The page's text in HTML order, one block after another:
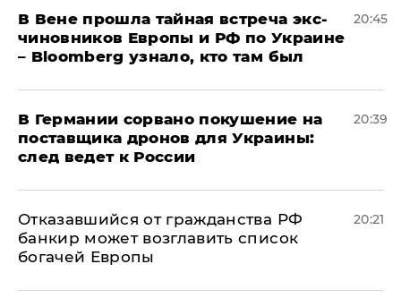
В Вене прошла тайная встреча экс-
чиновников Европы и РФ по Украине
– Bloomberg узнало, кто там был
20:45
​В Германии сорвано покушение на
поставщика дронов для Украины:
след ведет к России
20:39
Отказавшийся от гражданства РФ
банкир может возглавить список
богачей Европы
20:21